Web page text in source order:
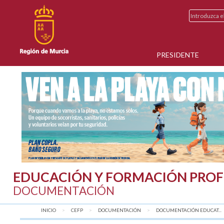
PRESIDENTE
EDUCACIÓN Y FORMACIÓN
DOCUMENTACIÓN
INICIO CEFP DOCUMENTACIÓN DOCUMENTACIÓN EDUCAT...